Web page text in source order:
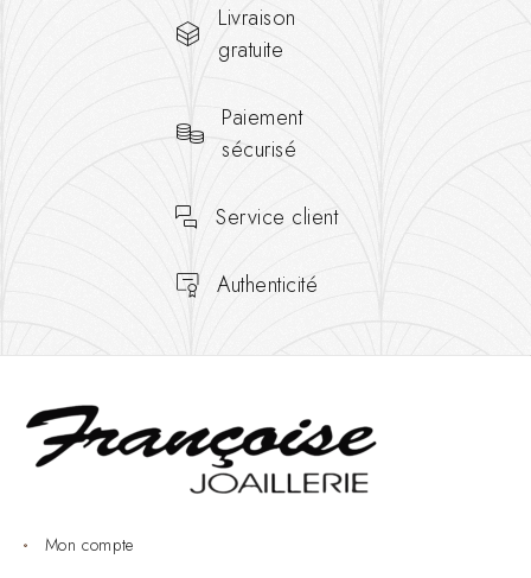
Livraison
gratuite
Paiement
sécurisé
Service client
Authenticité
Mon compte